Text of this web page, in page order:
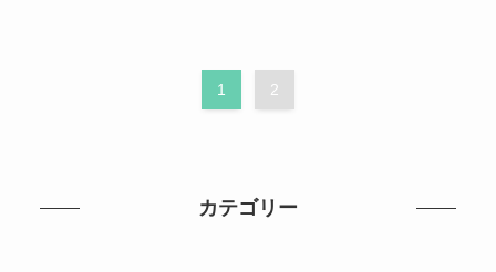
1 2
カテゴリー